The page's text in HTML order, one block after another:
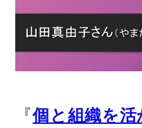
『個と組織を